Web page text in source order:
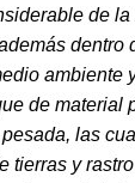
de la
dentro
ambiente
de material
las
tierras y